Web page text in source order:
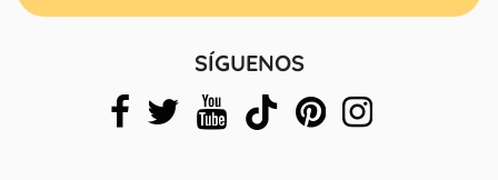
SÍGUENOS